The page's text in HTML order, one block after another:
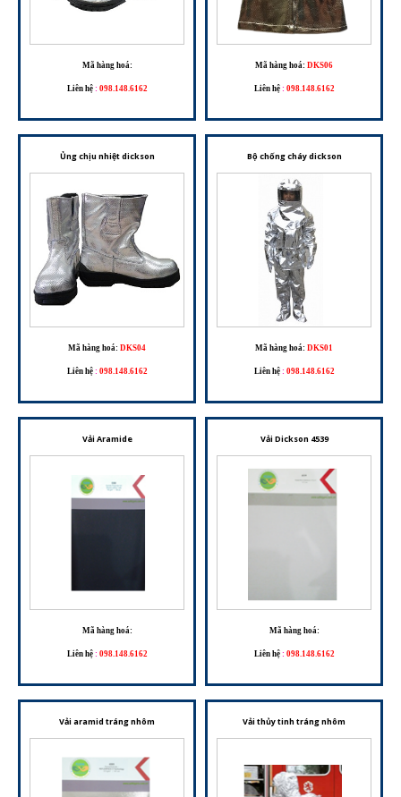
Mã hàng hoá:
Liên hệ : 098.148.6162
Mã hàng hoá: DKS06
Liên hệ : 098.148.6162
Ủng chịu nhiệt dickson
Mã hàng hoá: DKS04
Liên hệ : 098.148.6162
Bộ chống cháy dickson
Mã hàng hoá: DKS01
Liên hệ : 098.148.6162
Vải Aramide
Mã hàng hoá:
Liên hệ : 098.148.6162
Vải Dickson 4539
Mã hàng hoá:
Liên hệ : 098.148.6162
Vải aramid tráng nhôm Vải thủy tinh tráng nhôm